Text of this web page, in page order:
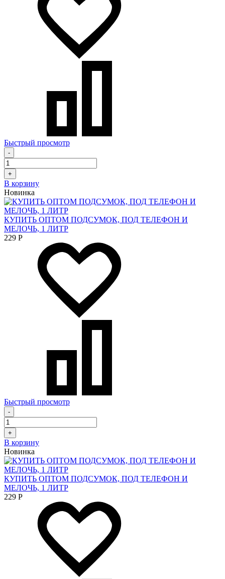
Быстрый просмотр
-
+
В корзину
Новинка
КУПИТЬ ОПТОМ ПОДСУМОК, ПОД ТЕЛЕФОН И
МЕЛОЧЬ, 1 ЛИТР
229 Р
Быстрый просмотр
-
+
В корзину
Новинка
КУПИТЬ ОПТОМ ПОДСУМОК, ПОД ТЕЛЕФОН И
МЕЛОЧЬ, 1 ЛИТР
229 Р